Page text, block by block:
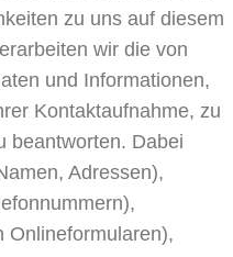
zu uns auf diesem
wir die von
und Informationen,
Kontaktaufnahme, zu
beantworten. Dabei
Adressen),
Onlineformularen),